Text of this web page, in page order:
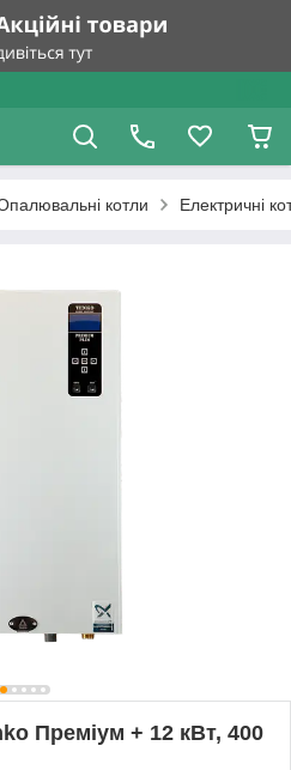
котли Електричні
Преміум + 12 кВт, 400